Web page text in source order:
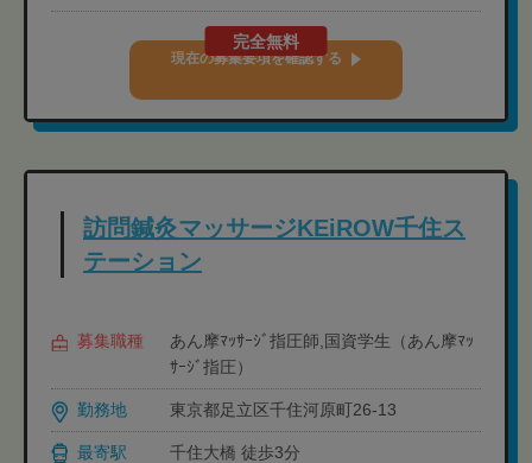
完全無料
現在の募集要項を確認する
訪問鍼灸マッサージKEiROW千住ス
テーション
募集職種
あん摩ﾏｯｻｰｼﾞ指圧師,国資学生（あん摩ﾏｯ
ｻｰｼﾞ指圧）
勤務地 東京都足立区千住河原町26-13
最寄駅 千住大橋 徒歩3分